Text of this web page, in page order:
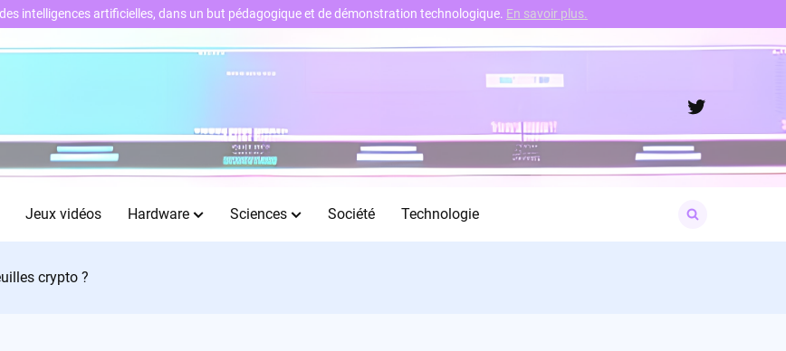
Twitter
Jeux vidéos Hardware Sciences Société Technologie
for:
crypto ?
intelligences artificielles, dans un but pédagogique et de démonstration technologique. En savoir plus.